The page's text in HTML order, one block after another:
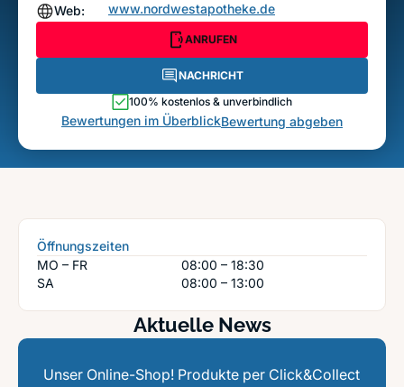
Web:
www.nordwestapotheke.de
ANRUFEN
NACHRICHT
100% kostenlos & unverbindlich
Bewertungen im ÜberblickBewertung abgeben
Aktuelle News
Unser Online-Shop! Produkte per Click&Collect
Öffnungszeiten
MO – FR
08:00 – 18:30
SA
08:00 – 13:00